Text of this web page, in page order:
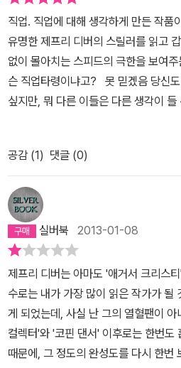
족들을 보호함과 동시에 캘꾼을 잡고자
부는 이번 사건이 테러와 엮여있다 판
찾는 정보가 무엇인지 알아내야 한다.
자, 몸통도 잡아야 한다. 여러모로 바
지고 옷까지 벗어야 하는 상황에 이른
것인가, 아니면 이 개똥같은 판을 뒤집
흔한 플롯이라 설정 자체로는 매력을
알고 있다고 생각한다. 그는 작품의 빈
의 비중이 80% 이상을 차지한다. 암튼
로 스토리에 활력을 불어넣어주셨다.
내기 위해 모서리, 즉 대상의 약점을 이
의 약점을 직접 건드려도 되지만, B나
러면 B, C들이 캘꾼대신 범죄를 저질
도 하고, 경호팀에 혼선을 주기도 한
약점이란 바로 인질들의 가족을 위협
걸리면 누구라도 복종하도록 되어있었
지만 이번 범인은 악질 중에 악질이었
직업. 직업에 대해 생각하게 만든 작품
유명한 제프리 디버의 스릴러를 읽고
없이 몰아치는 스피드의 극한을 보여
슨 직업타령이냐고? 못 믿겠음 당신
싶지만, 뭐 다른 이들은 다른 생각이
다. 작품에는 칠꾼, 캘꾼, 양치기 등의
겠지만, 칠꾼은 전문적인 킬러, 캘꾼은
원해서든 캐내는 전문 신문자를 말한
요한 정보를 가지고 있는 증인 등을
코르트는 정부의 비밀기관에서 주요 증
는 임무를 맡은 ‘양치기’이다. 지상 최
을 칠꾼이나 캘꾼으로부터 보호하는
른 목표를 가지고 있다. 그를 가르친 스
빙’을 잡는 것이다. 러빙은 물리적 정
게 정보를 얻기 위해서는 그 어떠한 잔
이다. 러빙을 잡기 위한 기회만을 노
정말 기회가 찾아온다. 워싱턴 D.C의
공감 (1) 댓글 (0)
실버북 2013-01-08
제프리 디버는 아마도 '애거서 크리스
수로는 내가 가장 많이 읽은 작가가 될
게 되었는데, 사실 난 그의 열혈팬이
컬렉터'와 '코핀 댄서' 이후로는 한번도
때문에, 그 정도의 완성도를 다시 한번